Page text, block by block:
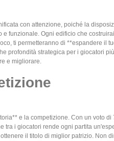
con attenzione, poiché la
funzionale. Ogni edificio che
ti permetteranno di **espandere il
profondità strategica per i giocatori
e migliorare.
e la competizione. Con un voto di
i giocatori rende ogni partita
il titolo di miglior patrizio. Non